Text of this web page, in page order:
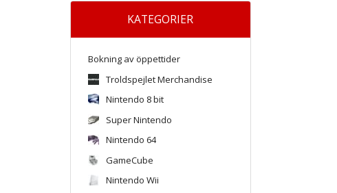
KATEGORIER
Bokning av öppettider
Troldspejlet Merchandise
Nintendo 8 bit
Super Nintendo
Nintendo 64
GameCube
Nintendo Wii